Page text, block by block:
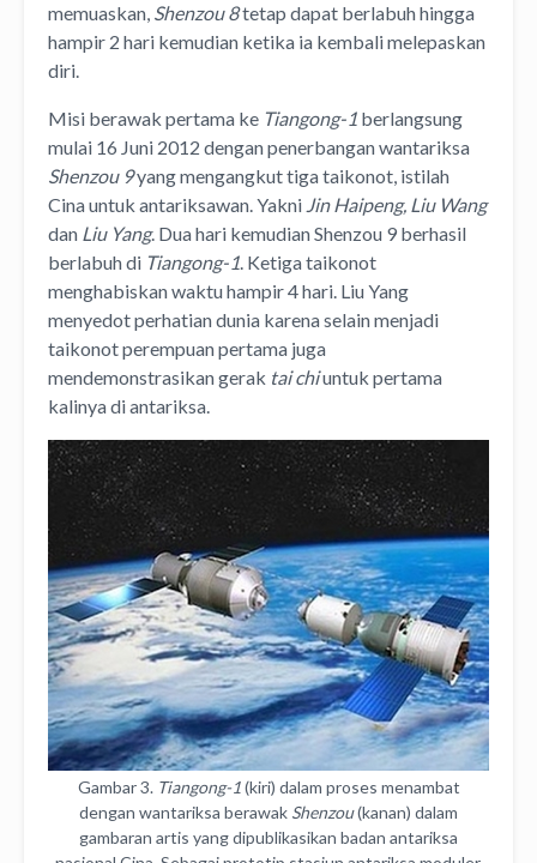
memuaskan, Shenzou 8tetap dapat berlabuh hingga
hampir 2 hari kemudian ketika ia kembali melepaskan
diri.
Misi berawak pertama ke Tiangong-1 berlangsung
mulai 16 Juni 2012 dengan penerbangan wantariksa
Shenzou 9yang mengangkut tiga taikonot, istilah
Cina untuk antariksawan. Yakni Jin Haipeng, Liu Wang
dan Liu Yang. Dua hari kemudian Shenzou 9 berhasil
berlabuh di Tiangong-1. Ketiga taikonot
menghabiskan waktu hampir 4 hari. Liu Yang
menyedot perhatian dunia karena selain menjadi
taikonot perempuan pertama juga
mendemonstrasikan gerak tai chiuntuk pertama
kalinya di antariksa.
Gambar 3. Tiangong-1(kiri) dalam proses menambat
dengan wantariksa berawak Shenzou(kanan) dalam
gambaran artis yang dipublikasikan badan antariksa